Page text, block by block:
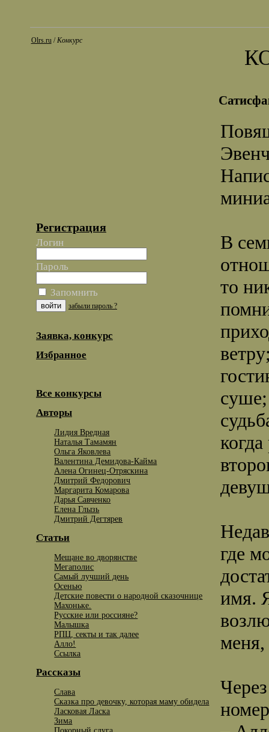
Olrs.ru/Конкурс
Регистрация
Логин
Пароль
Запомнить
забыли пароль ?
Заявка, конкурс
Избранное
Все конкурсы
Авторы
Лидия Вредная
Наталья Тамамян
Ольга Яковлева
Валентина Демидова-Кайма
Алена Огинец-Отряскина
Дмитрий Федорович
Маргарита Комарова
Дарья Савченко
Елена Глызь
Дмитрий Дегтярев
Статьи
Мещане во дворянстве
Мегаполис
Самый лучший день
Осенью
Детские повести о народной сказочнице
Махоньке.
Русские или россияне?
Малышка
РПЦ, секты и так далее
Алло!
Ссылка
Рассказы
Слава
Сказка про девочку, которая маму обидела
Ласковая Ласка
Зима
В
то
суше;
где
имя.
меня,